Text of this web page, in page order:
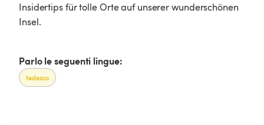
Insidertips für tolle Orte auf unserer wunderschönen
Insel.
Parlo le seguenti lingue:
tedesco